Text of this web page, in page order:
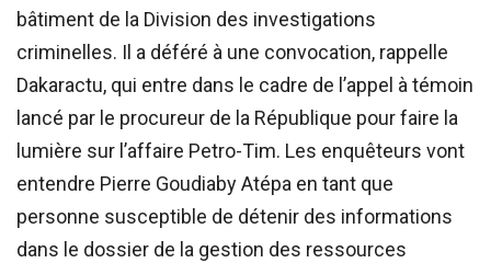
bâtiment de la Division des investigations
criminelles. Il a déféré à une convocation, rappelle
Dakaractu, qui entre dans le cadre de l’appel à témoin
lancé par le procureur de la République pour faire la
lumière sur l’affaire Petro-Tim. Les enquêteurs vont
entendre Pierre Goudiaby Atépa en tant que
personne susceptible de détenir des informations
dans le dossier de la gestion des ressources